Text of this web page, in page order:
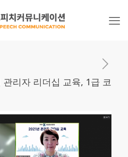
리자 리더십 교육, 1급 코